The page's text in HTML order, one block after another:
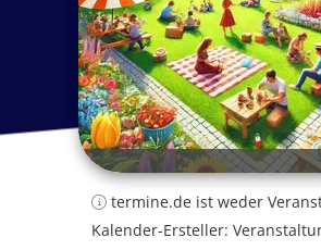
termine.de ist weder
Kalender-Ersteller: